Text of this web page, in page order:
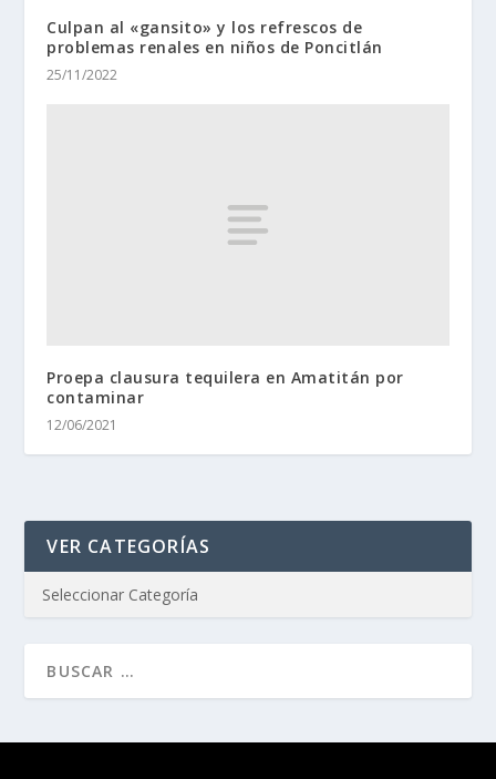
Culpan al «gansito» y los refrescos de
problemas renales en niños de Poncitlán
25/11/2022
Proepa clausura tequilera en Amatitán por
contaminar
12/06/2021
VER CATEGORÍAS